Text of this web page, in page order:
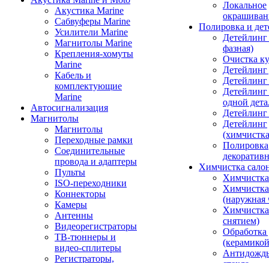
Акустика Marine
Сабвуферы Marine
Усилители Marine
Магнитолы Marine
Крепления-хомуты
Marine
Кабель и
комплектующие
Marine
Автосигнализация
Магнитолы
Магнитолы
Переходные рамки
Соединительные
провода и адаптеры
Пульты
ISO-переходники
Коннекторы
Камеры
Антенны
Видеорегистраторы
ТВ-тюннеры и
видео-сплитеры
Регистраторы,
Локальное
Полировка и
фазная)
Очистка
Детейлинг
одной
Детейлинг
Полировка
Химчистка
(наружная
снятием)
Обработка